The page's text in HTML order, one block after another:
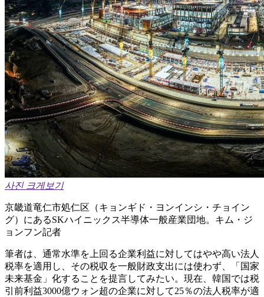
사진 크게보기
京畿道竜仁市処仁区（キョンギド・ヨンインシ・チョイン
グ）にあるSKハイニックス半導体一般産業団地。キム・ジ
ョンフン記者
筆者は、通常水準を上回る企業利益に対してはやや高い法人
税率を適用し、その税収を一般財政支出には使わず、「国家
未来基金」化することを提言してみたい。現在、韓国では税
引前利益3000億ウォン超の企業に対して25％の法人税率が適